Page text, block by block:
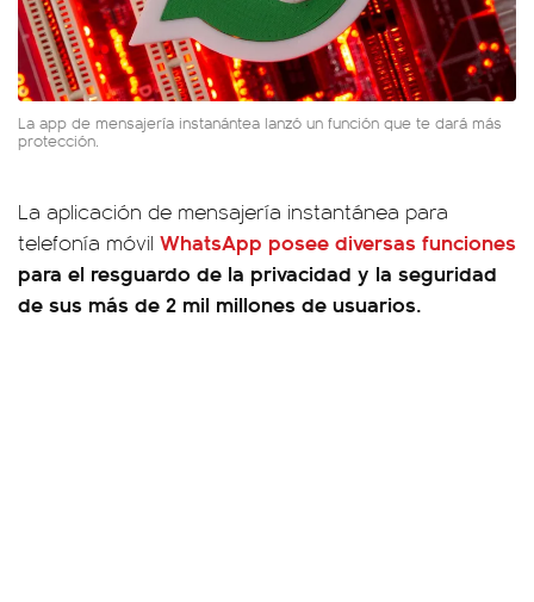
La app de mensajería instanántea lanzó un función que te dará más
protección.
La aplicación de mensajería instantánea para
telefonía móvil WhatsApp posee diversas funciones
para el resguardo de la privacidad y la seguridad
de sus más de 2 mil millones de usuarios.